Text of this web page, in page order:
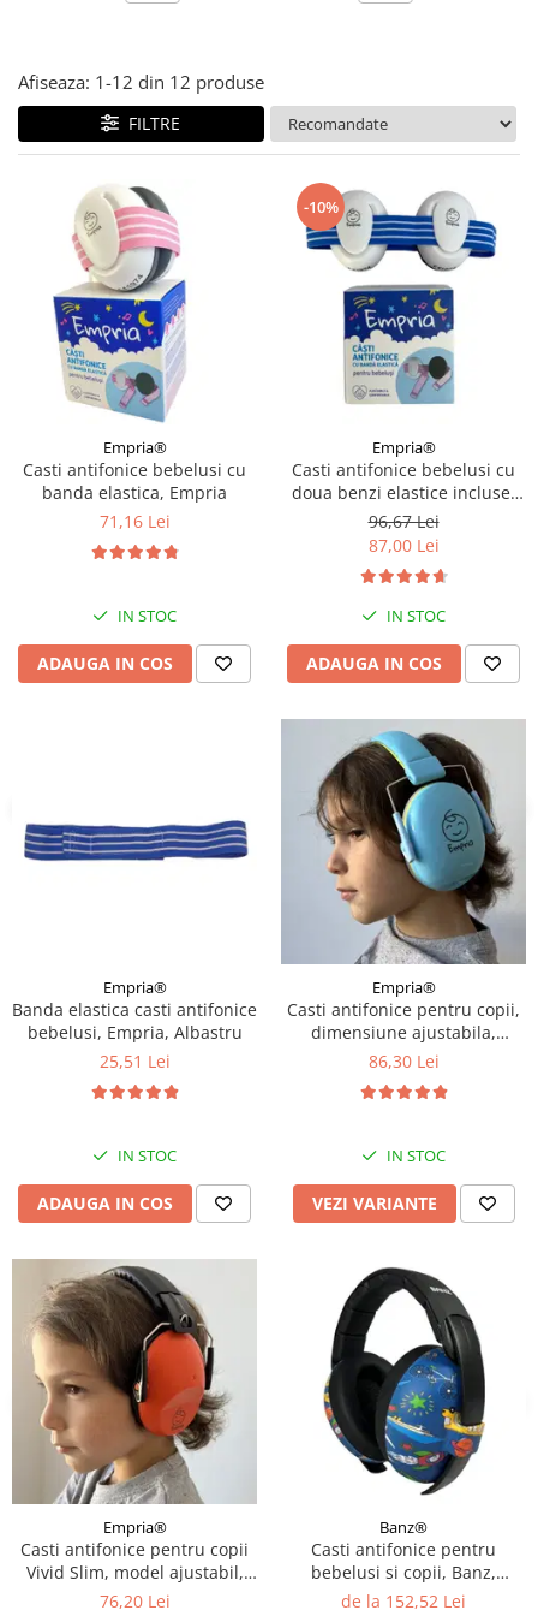
Afiseaza: 1-12 din 12 produse
FILTRE
Empria®
Casti antifonice bebelusi cu
banda elastica, Empria
71,16 Lei
IN STOC
ADAUGA IN COS
-10%
Empria®
Casti antifonice bebelusi cu
doua benzi elastice incluse,
roz si albastru, Empria
96,67 Lei
87,00 Lei
IN STOC
ADAUGA IN COS
Empria®
Banda elastica casti antifonice
bebelusi, Empria, Albastru
25,51 Lei
IN STOC
ADAUGA IN COS
Empria®
Casti antifonice pentru copii,
dimensiune ajustabila,
Empria, Diverse culori
86,30 Lei
IN STOC
VEZI VARIANTE
Empria®
Casti antifonice pentru copii
Vivid Slim, model ajustabil,
Empria, Diverse culori
76,20 Lei
Banz®
Casti antifonice pentru
bebelusi si copii, Banz,
Bubzee, 3-36 luni, Diverse
de la 152,52 Lei